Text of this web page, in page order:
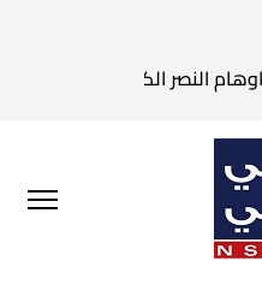
النصر الكامل وواقع